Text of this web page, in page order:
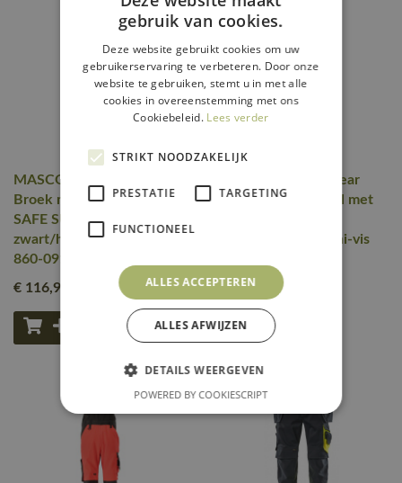
MASCOT® Workwear
Broek met kniezakken |
SAFE SUPREME | 0917
zwart/hi-vis geel | 15679-
860-0917
€ 116,95 excl. btw
MASCOT® Workwear
Amerikaanse overall met
SUPREME | 17010 hi-vis
€ 139,95 excl. btw
gebruik van cookies.
Deze website gebruikt cookies om uw
gebruikerservaring te verbeteren. Door onze
website te gebruiken, stemt u in met alle
cookies in overeenstemming met ons
Cookiebeleid. Lees verder
STRIKT NOODZAKELIJK
PRESTATIE TARGETING
FUNCTIONEEL
ALLES ACCEPTEREN
ALLES AFWIJZEN
DETAILS WEERGEVEN
POWERED BY COOKIESCRIPT